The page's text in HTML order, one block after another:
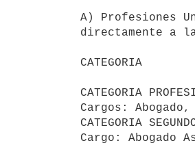
A) Profesiones
directamente a
CATEGORIA
CATEGORIA
Cargos:
CATEGORIA
Cargo: